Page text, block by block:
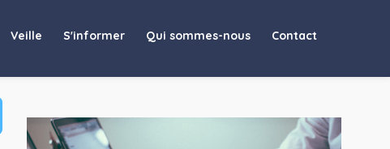
Veille S'informer Qui sommes-nous Contact